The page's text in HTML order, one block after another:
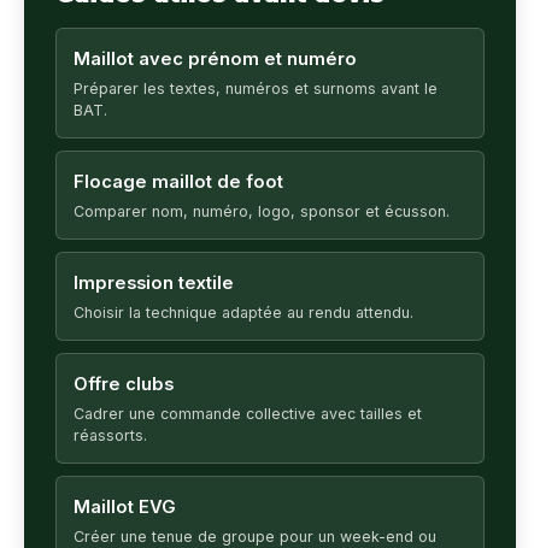
Maillot avec prénom et numéro
Préparer les textes, numéros et surnoms avant le
BAT.
Flocage maillot de foot
Comparer nom, numéro, logo, sponsor et écusson.
Impression textile
Choisir la technique adaptée au rendu attendu.
Offre clubs
Cadrer une commande collective avec tailles et
réassorts.
Maillot EVG
Créer une tenue de groupe pour un week-end ou